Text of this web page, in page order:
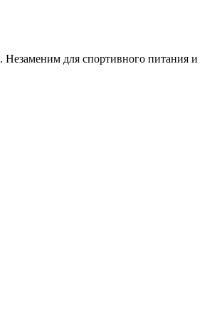
. Незаменим для спортивного питания и